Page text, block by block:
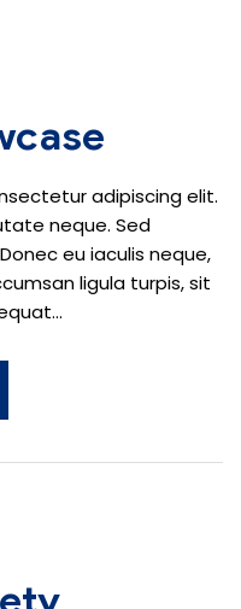
adipiscing elit.
neque. Sed
eu iaculis neque,
ligula turpis, sit